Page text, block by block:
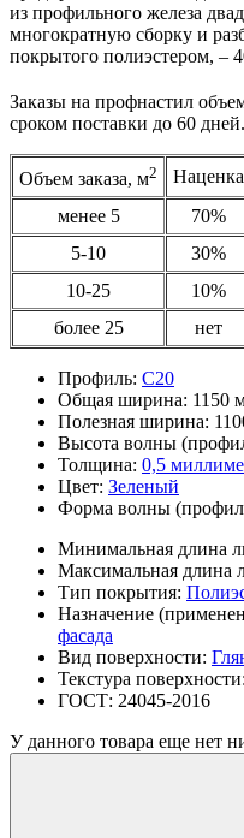
из профильного железа
многократную сборку и
покрытого полиэстером, –
Заказы на профнастил
сроком поставки до 60 дней.
Объем заказа, м2
Наценка
менее 5
70%
5-10
30%
10-25
10%
более 25
нет
Профиль: С20
Общая ширина: 1150
Полезная ширина:
Высота волны
Толщина: 0,5
Цвет: Зеленый
Форма волны
Минимальная длина
Максимальная длина
Тип покрытия:
Назначение
фасада
Вид поверхности:
Текстура поверхности:
ГОСТ: 24045-2016
У данного товара еще нет